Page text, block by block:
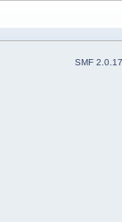
SMF 2.0.17